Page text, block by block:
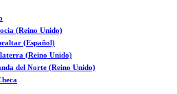
(Reino Unido)
(Español)
(Reino Unido)
del Norte (Reino Unido)